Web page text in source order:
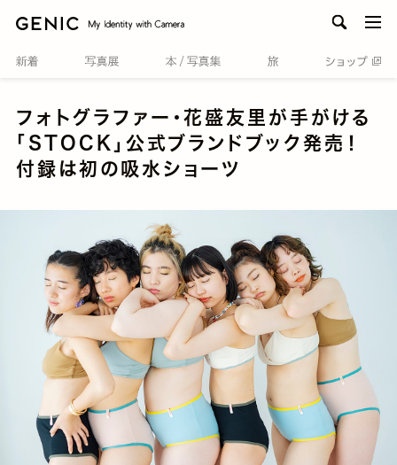
フォトグラファー・花盛友里が手がける
「STOCK」公式ブランドブック発売！
付録は初の吸水ショーツ